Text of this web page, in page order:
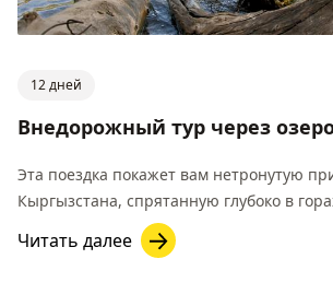
12 дней
Внедорожный тур через
Эта поездка покажет вам нетронутую
Кыргызстана, спрятанную глубоко в
Читать далее